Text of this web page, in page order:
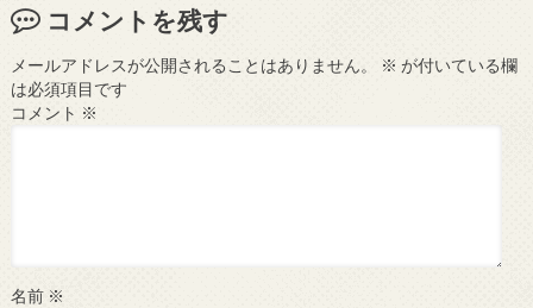
コメントを残す
メールアドレスが公開されることはありません。 ※ が付いている欄
は必須項目です
コメント ※
名前 ※